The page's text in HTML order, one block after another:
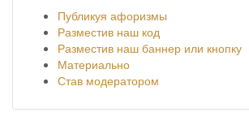
Публикуя афоризмы
Разместив наш код
Разместив наш баннер или кнопку
Материально
Став модератором